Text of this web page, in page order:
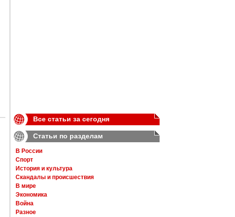
Все статьи за сегодня
Статьи по разделам
В России
Спорт
История и культура
Скандалы и происшествия
В мире
Экономика
Война
Разное